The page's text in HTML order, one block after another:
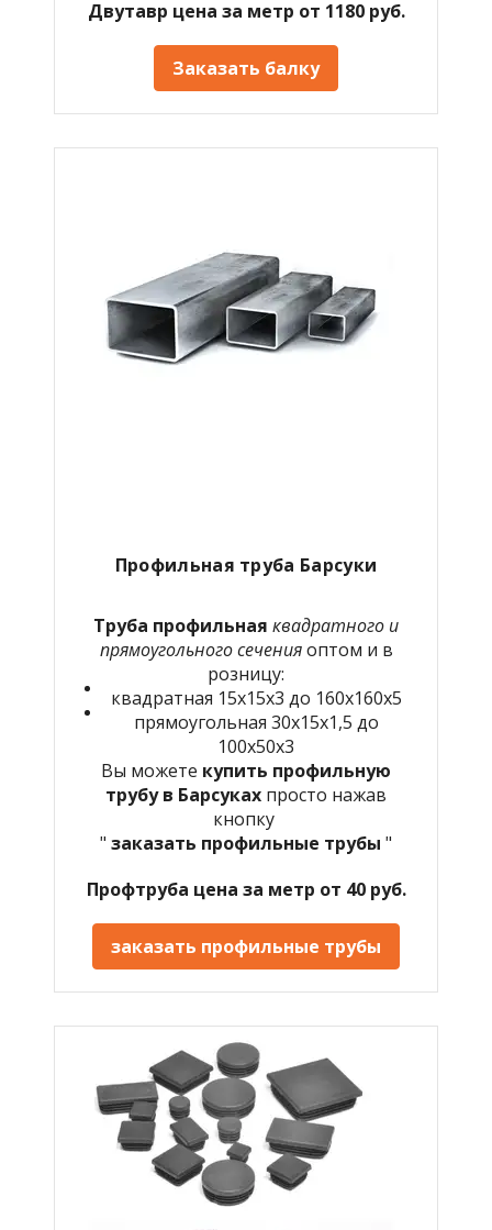
Двутавр цена за метр от 1180 руб.
Заказать балку
Профильная труба Барсуки
Труба профильная квадратного и
прямоугольного сеченияоптом и в
розницу:
квадратная 15х15х3 до 160х160х5
прямоугольная 30х15х1,5 до
100х50х3
Вы можете купить профильную
трубу в Барсуках просто нажав
кнопку
" заказать профильные трубы "
Профтруба цена за метр от 40 руб.
заказать профильные трубы